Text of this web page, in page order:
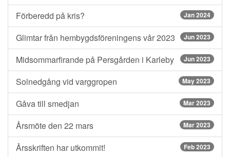
Förberedd på kris? Jan 2024
Glimtar från hembygdsföreningens vår 2023 Jun 2023
Midsommarfirande på Persgården i Karleby Jun 2023
Solnedgång vid varggropen May 2023
Gåva till smedjan Mar 2023
Årsmöte den 22 mars Mar 2023
Årsskriften har utkommit! Feb 2023